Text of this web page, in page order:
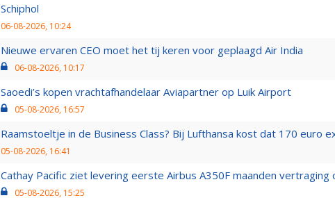
Schiphol
06-08-2026, 10:24
Nieuwe ervaren CEO moet het tij keren voor geplaagd Air India
06-08-2026, 10:17
Saoedi’s kopen vrachtafhandelaar Aviapartner op Luik Airport
05-08-2026, 16:57
Raamstoeltje in de Business Class? Bij Lufthansa kost dat 170 euro
05-08-2026, 16:41
Cathay Pacific ziet levering eerste Airbus A350F maanden vertraging
05-08-2026, 15:25